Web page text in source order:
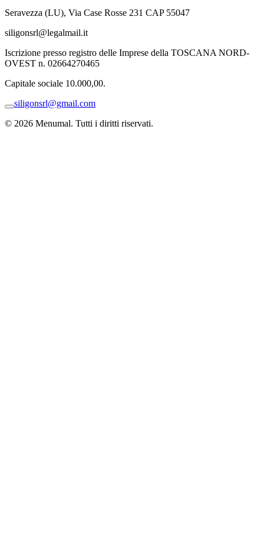
Seravezza (LU), Via Case Rosse 231 CAP 55047
siligonsrl@legalmail.it
Iscrizione presso registro delle Imprese della TOSCANA NORD-
OVEST n. 02664270465
Capitale sociale 10.000,00.
siligonsrl@gmail.com
© 2026 Menumal. Tutti i diritti riservati.